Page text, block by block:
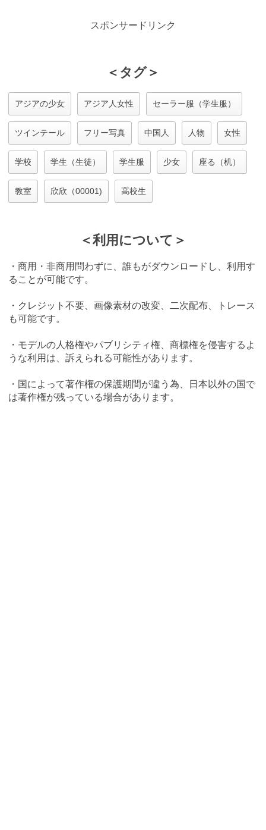
スポンサードリンク
＜タグ＞
アジアの少女 アジア人女性 セーラー服（学生服）
ツインテール フリー写真 中国人 人物 女性
学校 学生（生徒） 学生服 少女 座る（机）
教室 欣欣（00001) 高校生
＜利用について＞
・商用・非商用問わずに、誰もがダウンロードし、利用す
ることが可能です。
・クレジット不要、画像素材の改変、二次配布、トレース
も可能です。
・モデルの人格権やパブリシティ権、商標権を侵害するよ
うな利用は、訴えられる可能性があります。
・国によって著作権の保護期間が違う為、日本以外の国で
は著作権が残っている場合があります。